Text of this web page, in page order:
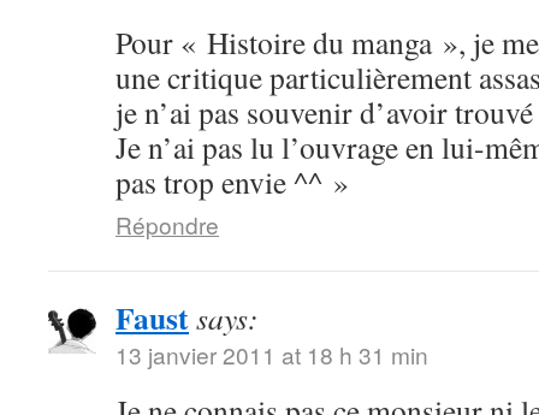
Pour « Histoire du manga », je
une critique particulièrement
je n’ai pas souvenir d’avoir
Je n’ai pas lu l’ouvrage en lui-
pas trop envie ^^ »
Répondre
Faustsays:
13 janvier 2011 at 18 h 31 min